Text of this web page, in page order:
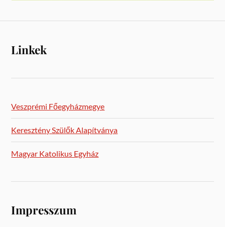
Linkek
Veszprémi Főegyházmegye
Keresztény Szülők Alapítványa
Magyar Katolikus Egyház
Impresszum